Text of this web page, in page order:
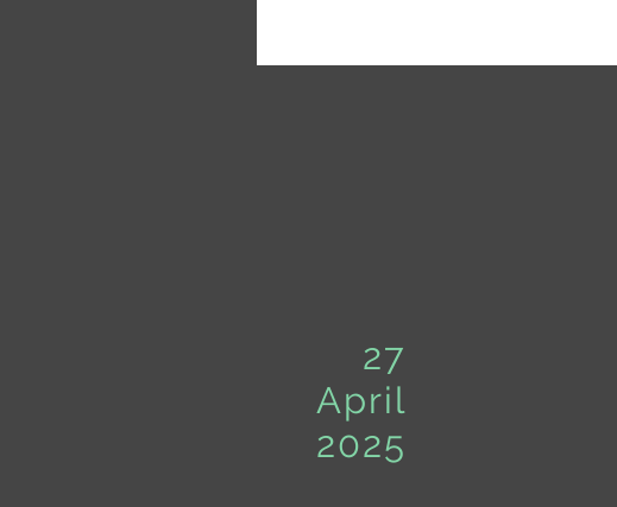
27
April
2025